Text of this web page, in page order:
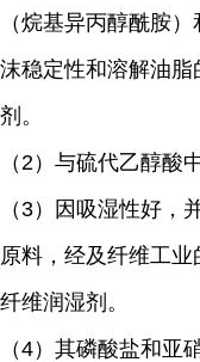
（烷基异丙醇酰胺
沫稳定性和溶解油
剂。
（2）与硫代乙醇酸
（3）因吸湿性好，
原料，经及纤维工
纤维润湿剂。
（4）其磷酸盐和亚